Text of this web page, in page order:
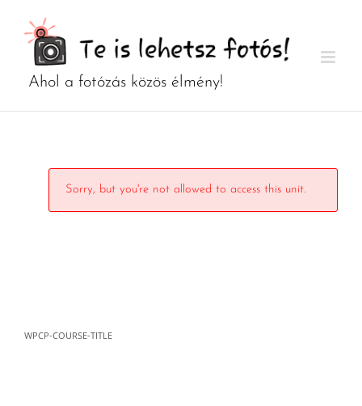
Sorry, but you're not allowed to access this unit.
WPCP-COURSE-TITLE